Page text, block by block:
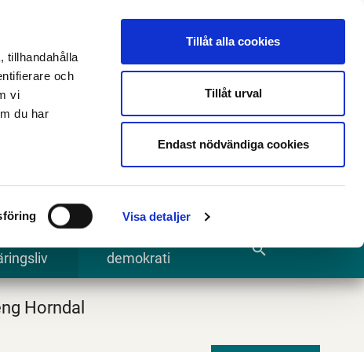
tillhandahålla
och
vi
du har
Visa detaljer
Tillåt alla cookies
Tillåt urval
Endast nödvändiga cookies
E-tjänster och blanketter Translate
Sök
demokrati
search
Horndal